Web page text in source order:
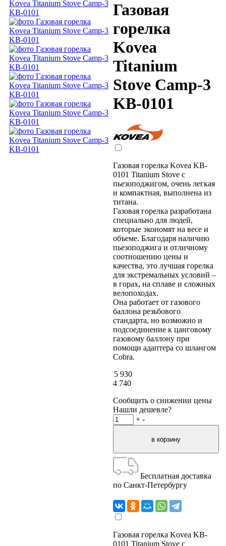
Газовая
горелка
Kovea
Titanium
Stove Camp-3
KB-0101
Газовая горелка Kovea KB-
0101 Titanium Stove с
пьезоподжигом, очень легкая
и компактная, выполнена из
титана.
Газовая горелка разработана
специально для людей,
которые экономят на весе и
объеме. Благодаря наличию
пьезоподжига и отличному
соотношению цены и
качества, это лучшая горелка
для экстремальных условий –
в горах, на сплаве и сложных
велопоходах.
Она работает от газового
баллона резьбового
стандарта, но возможно и
подсоединение к цанговому
газовому баллону при
помощи адаптера со шлангом
Cobra.
5 930
4 740
Сообщить о снижении цены
Нашли дешевле?
+ -
Бесплатная доставка
по Санкт-Петербургу
Газовая горелка Kovea KB-
0101 Titanium Stove с